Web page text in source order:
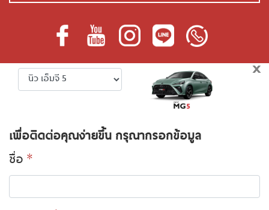
x
เพื่อติดต่อคุณง่ายขึ้น กรุณากรอกข้อมูล
ชื่อ *